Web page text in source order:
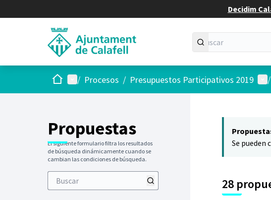
Decidim
InicioMenú principal
/ Procesos / Presupuestos Participativos 2019 /
Propuestas
El siguiente formulario filtra los resultados
de búsqueda dinámicamente cuando se
cambian las condiciones de búsqueda.
Se pueden
28